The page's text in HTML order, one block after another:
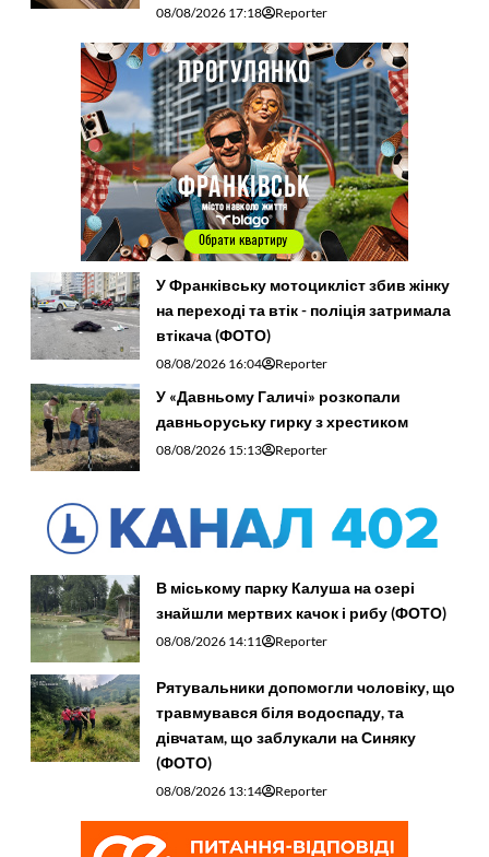
08/08/2026 17:18 Reporter
У Франківську мотоцикліст збив жінку
на переході та втік - поліція затримала
втікача (ФОТО)
08/08/2026 16:04 Reporter
У «Давньому Галичі» розкопали
давньоруську гирку з хрестиком
08/08/2026 15:13 Reporter
В міському парку Калуша на озері
знайшли мертвих качок і рибу (ФОТО)
08/08/2026 14:11 Reporter
Рятувальники допомогли чоловіку, що
травмувався біля водоспаду, та
дівчатам, що заблукали на Синяку
(ФОТО)
08/08/2026 13:14 Reporter